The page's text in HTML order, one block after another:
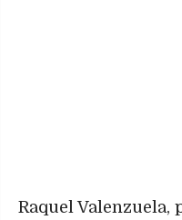
Raquel Valenzuela,